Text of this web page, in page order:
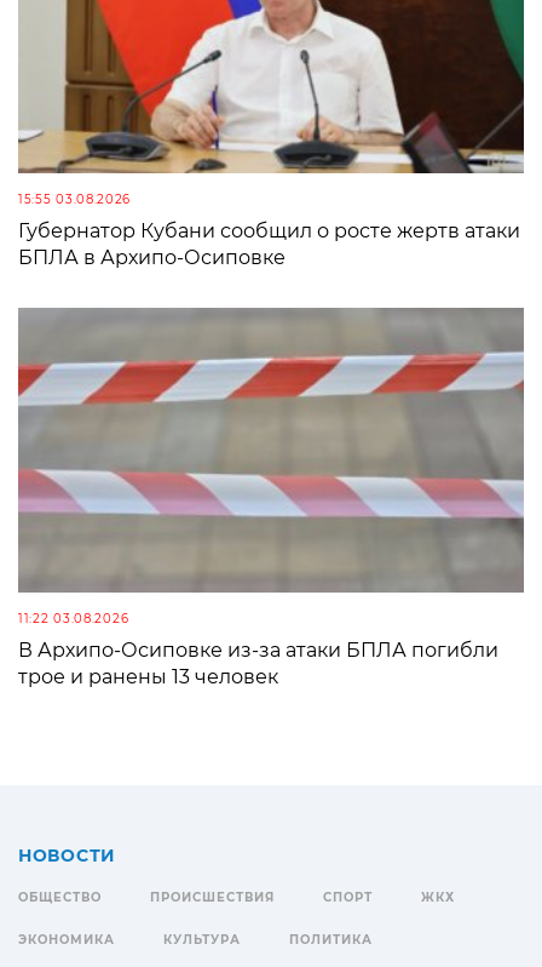
15:55 03.08.2026
Губернатор Кубани сообщил о росте жертв атаки
БПЛА в Архипо-Осиповке
11:22 03.08.2026
В Архипо-Осиповке из-за атаки БПЛА погибли
трое и ранены 13 человек
НОВОСТИ
ОБЩЕСТВО ПРОИСШЕСТВИЯ СПОРТ ЖКХ
ЭКОНОМИКА КУЛЬТУРА ПОЛИТИКА